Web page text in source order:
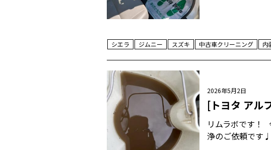
シエラ ジムニー スズキ 中古車クリーニング 内
2026年5月2日
[トヨタ アル
リムラボです！
浄のご依頼です